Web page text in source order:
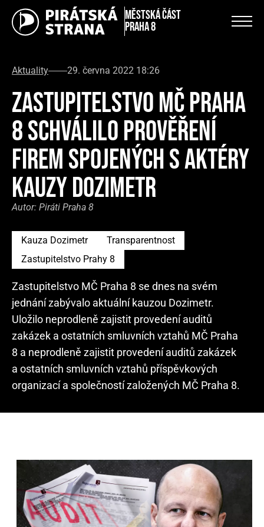
městská část
Praha 8
Aktuality 29. června 2022 18:26
ZASTUPITELSTVO MČ PRAHA
8 SCHVÁLILO PROVĚŘENÍ
FIREM SPOJENÝCH S AKTÉRY
KAUZY DOZIMETR
Autor: Piráti Praha 8
Kauza Dozimetr
Transparentnost
Zastupitelstvo Prahy 8
Zastupitelstvo MČ Praha 8 se dnes na svém
jednání zabývalo aktuální kauzou Dozimetr.
Uložilo neprodleně zajistit provedení auditů
zakázek a ostatních smluvních vztahů MČ Praha
8 a neprodleně zajistit provedení auditů zakázek
a ostatních smluvních vztahů příspěvkových
organizací a společností založených MČ Praha 8.